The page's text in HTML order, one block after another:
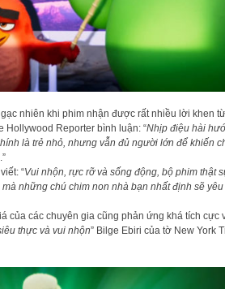
nhiên khi phim nhận được rất nhiều lời khen
Hollywood Reporter bình luận: “Nhịp điệu hài
là trẻ nhỏ, nhưng vẫn đủ người lớn để khiến
.”
“Vui nhộn, rực rỡ và sống động, bộ phim thật
những chú chim non nhà bạn nhất định sẽ yêu
của các chuyên gia cũng phản ứng khá tích cực
thực và vui nhộn” Bilge Ebiri của tờ New York